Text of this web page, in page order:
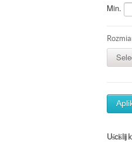
Min.
Uściślij